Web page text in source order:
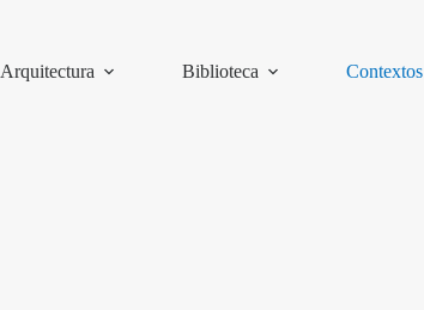
Arquitectura
Biblioteca Contextos